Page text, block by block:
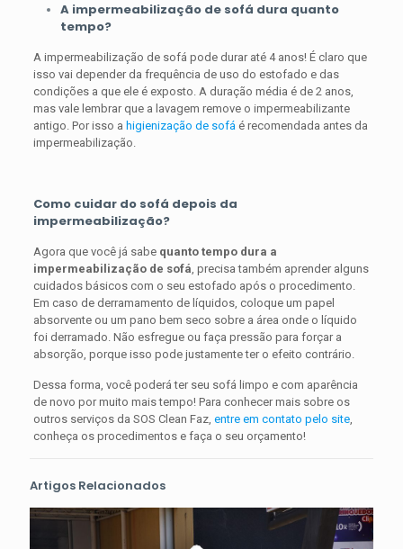
A impermeabilização de sofá dura quanto
tempo?
A impermeabilização de sofá pode durar até 4 anos! É claro que
isso vai depender da frequência de uso do estofado e das
condições a que ele é exposto. A duração média é de 2 anos,
mas vale lembrar que a lavagem remove o impermeabilizante
antigo. Por isso a higienização de sofáé recomendada antes da
impermeabilização.
Como cuidar do sofá depois da
impermeabilização?
Agora que você já sabe quanto tempo dura a
impermeabilização de sofá, precisa também aprender alguns
cuidados básicos com o seu estofado após o procedimento.
Em caso de derramamento de líquidos, coloque um papel
absorvente ou um pano bem seco sobre a área onde o líquido
foi derramado. Não esfregue ou faça pressão para forçar a
absorção, porque isso pode justamente ter o efeito contrário.
Dessa forma, você poderá ter seu sofá limpo e com aparência
de novo por muito mais tempo! Para conhecer mais sobre os
outros serviços da SOS Clean Faz, entre em contato pelo site,
conheça os procedimentos e faça o seu orçamento!
Artigos Relacionados